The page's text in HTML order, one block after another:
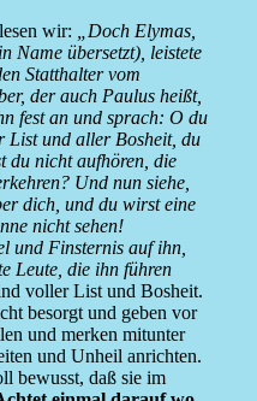
wir:
„Doch Elymas,
Name übersetzt), leistete
Statthalter vom
der auch Paulus heißt,
fest an und sprach: O du
List und aller Bosheit, du
du nicht aufhören, die
Und nun siehe,
dich, und du wirst eine
nicht sehen!
und Finsternis auf ihn,
Leute, die ihn führen
voller List und Bosheit.
besorgt und geben vor
und merken mitunter
und Unheil anrichten.
bewusst, daß sie im